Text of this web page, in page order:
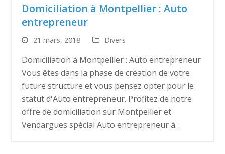
Domiciliation à Montpellier : Auto
entrepreneur
21 mars, 2018 Divers
Domiciliation à Montpellier : Auto entrepreneur
Vous êtes dans la phase de création de votre
future structure et vous pensez opter pour le
statut d'Auto entrepreneur. Profitez de notre
offre de domiciliation sur Montpellier et
Vendargues spécial Auto entrepreneur à…